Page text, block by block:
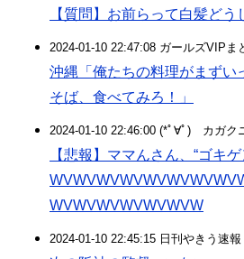
【質問】お前らって白髪どう
2024-01-10 22:47:08 ガールズVIPま
沖縄「俺たちの料理がまずい
そば、食べてみろ！」
2024-01-10 22:46:00 (*ﾟ∀ﾟ)ゞカガク
【悲報】ママんさん、“ゴキ
WVWVWVWVWVWVW
2024-01-10 22:45:15 日刊やきう速報